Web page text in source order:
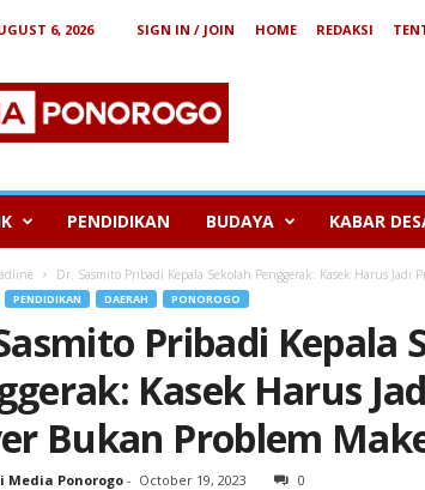
6, 2026 SIGN IN / JOIN HOME REDAKSI
PENDIDIKAN BUDAYA KABAR
Dr. Sasmito Pribadi Kepala Sekolah Penggerak: Kasek Harus Jadi
PENDIDIKAN DAERAH PONOROGO
Pribadi Kepala
Kasek Harus
Bukan Problem
Media Ponorogo- October 19, 2023 0